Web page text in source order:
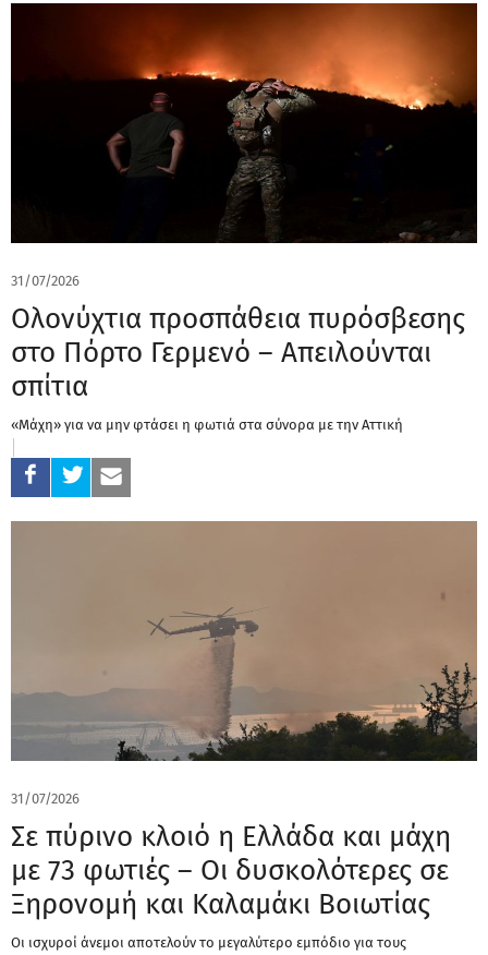
31/07/2026
Ολονύχτια προσπάθεια πυρόσβεσης
στο Πόρτο Γερμενό – Απειλούνται
σπίτια
«Μάχη» για να μην φτάσει η φωτιά στα σύνορα με την Αττική
31/07/2026
Σε πύρινο κλοιό η Ελλάδα και μάχη
με 73 φωτιές – Οι δυσκολότερες σε
Ξηρονομή και Καλαμάκι Βοιωτίας
Οι ισχυροί άνεμοι αποτελούν το μεγαλύτερο εμπόδιο για τους